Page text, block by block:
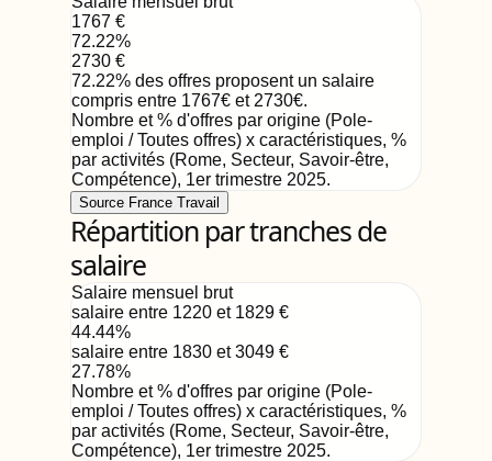
1767 €
72.22%
2730 €
72.22% des offres proposent un salaire
compris entre 1767€ et 2730€.
Nombre et % d'offres par origine (Pole-
emploi / Toutes offres) x caractéristiques, %
par activités (Rome, Secteur, Savoir-être,
Compétence), 1er trimestre 2025.
Source France Travail
Répartition par tranches de
salaire
Salaire mensuel brut
salaire entre 1220 et 1829 €
44.44%
salaire entre 1830 et 3049 €
27.78%
Nombre et % d'offres par origine (Pole-
emploi / Toutes offres) x caractéristiques, %
par activités (Rome, Secteur, Savoir-être,
Compétence), 1er trimestre 2025.